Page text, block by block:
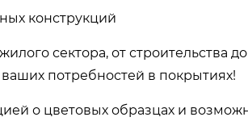
конструкций
сектора, от строительства
потребностей в покрытиях!
о цветовых образцах и